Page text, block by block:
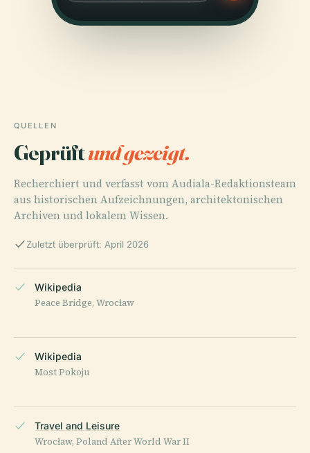
QUELLEN
Geprüftund gezeigt.
Recherchiert und verfasst vom Audiala-Redaktionsteam
aus historischen Aufzeichnungen, architektonischen
Archiven und lokalem Wissen.
Zuletzt überprüft: April 2026
Wikipedia
Peace Bridge, Wrocław
Wikipedia
Most Pokoju
Travel and Leisure
Wrocław, Poland After World War II